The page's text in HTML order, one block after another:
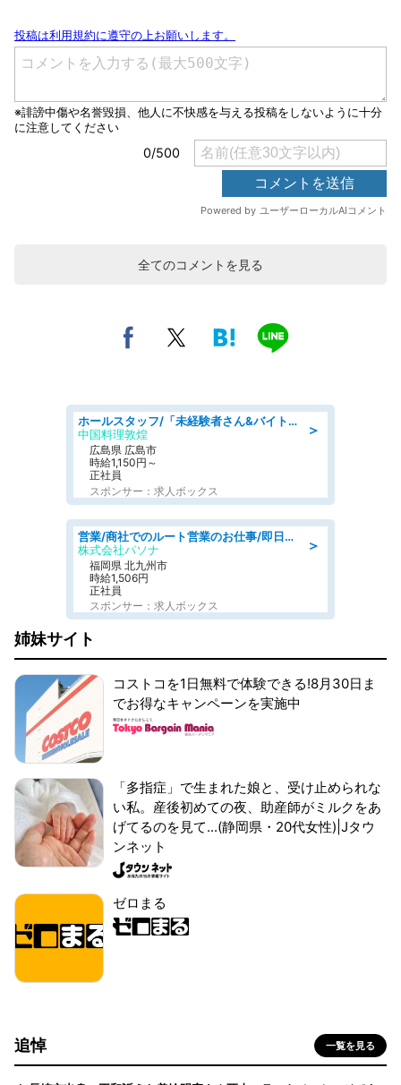
全てのコメントを見る
＞
ホールスタッフ/「未経験者さん&バイトデビューも大歓迎」残業ほぼなし×1日3時間〜勤務OK!フォロー体制も充実/広島県/広島市南区
中国料理敦煌
広島県 広島市
時給1,150円～
正社員
スポンサー：求人ボックス
＞
営業/商社でのルート営業のお仕事/即日勤務可/車通勤可/営業
株式会社パソナ
福岡県 北九州市
時給1,506円
正社員
スポンサー：求人ボックス
姉妹サイト
コストコを1日無料で体験できる!8月30日ま
でお得なキャンペーンを実施中
「多指症」で生まれた娘と、受け止められな
い私。産後初めての夜、助産師がミルクをあ
げてるのを見て...(静岡県・20代女性)|Jタウ
ンネット
ゼロまる
追悼 一覧を見る